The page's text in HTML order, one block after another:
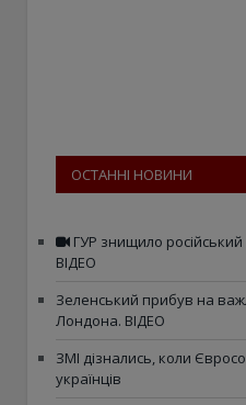
ОСТАННІ НОВИНИ
ГУР знищило
ВІДЕО
Зеленський прибув на
Лондона. ВІДЕО
ЗМІ дізнались, коли
українців